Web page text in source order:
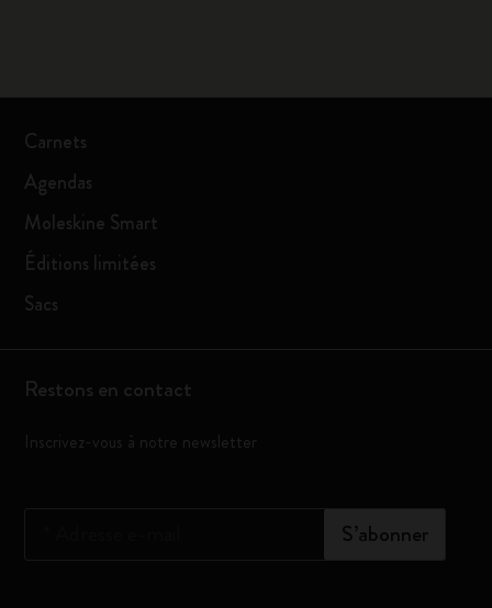
Carnets
Agendas
Moleskine Smart
Éditions limitées
Sacs
Restons en contact
Inscrivez-vous à notre newsletter
S’abonner